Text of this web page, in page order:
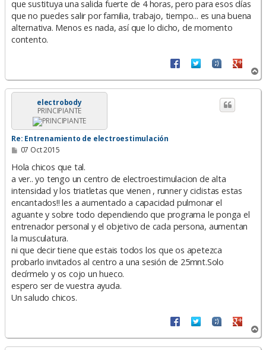
que sustituya una salida fuerte de 4 horas, pero para esos días
que no puedes salir por familia, trabajo, tiempo... es una buena
alternativa. Menos es nada, así que lo dicho, de momento
contento.
r
r
electrobody
PRINCIPIANTE
Re: Entrenamiento de electroestimulación
M
n
a
j
e
07 Oct 2015
Hola chicos que tal.
a ver.. yo tengo un centro de electroestimulacion de alta
intensidad y los triatletas que vienen , runner y ciclistas estas
encantados!! les a aumentado a capacidad pulmonar el
aguante y sobre todo dependiendo que programa le ponga el
entrenador personal y el objetivo de cada persona, aumentan
la musculatura.
ni que decir tiene que estais todos los que os apetezca
probarlo invitados al centro a una sesión de 25mnt.Solo
decírmelo y os cojo un hueco.
espero ser de vuestra ayuda.
Un saludo chicos.
r